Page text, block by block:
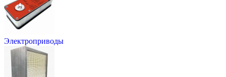
Электроприводы